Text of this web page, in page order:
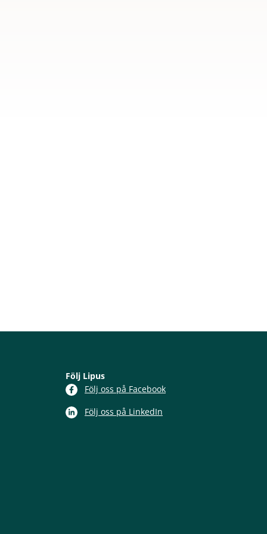
Följ Lipus
Följ oss på Facebook
Följ oss på LinkedIn